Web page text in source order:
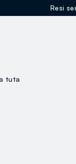
Resi
tuta